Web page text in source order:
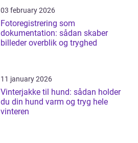
03 february 2026
Fotoregistrering som
dokumentation: sådan skaber
billeder overblik og tryghed
11 january 2026
Vinterjakke til hund: sådan holder
du din hund varm og tryg hele
vinteren